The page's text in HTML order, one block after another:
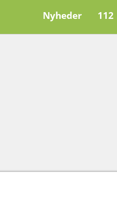
Nyheder 112